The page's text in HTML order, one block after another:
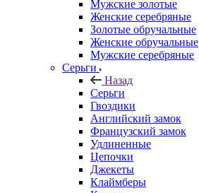
Мужские золотые
Женские серебряные
Золотые обручальные
Женские обручальные
Мужские серебряные
Серьги
Назад
Серьги
Гвоздики
Английский замок
Французский замок
Удлиненные
Цепочки
Джекеты
Клаймберы